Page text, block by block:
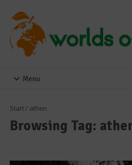
Menu
Start/ athen
Browsing Tag: